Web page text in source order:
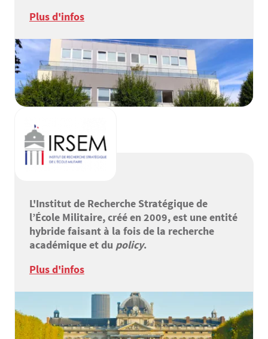
Plus d'infos
L'Institut de Recherche Stratégique de
l’École Militaire, créé en 2009, est une entité
hybride faisant à la fois de la recherche
académique et du policy.
Plus d'infos